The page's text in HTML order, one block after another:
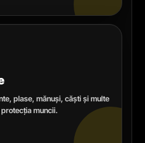
plase, mănuși, căști și multe
muncii.